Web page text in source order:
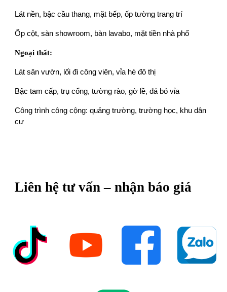
Lát nền, bậc cầu thang, mặt bếp, ốp tường trang trí
Ốp cột, sàn showroom, bàn lavabo, mặt tiền nhà phố
Ngoại thất:
Lát sân vườn, lối đi công viên, vỉa hè đô thị
Bậc tam cấp, trụ cổng, tường rào, gờ lề, đá bó vỉa
Công trình công cộng: quảng trường, trường học, khu dân
cư
Liên hệ tư vấn – nhận báo giá